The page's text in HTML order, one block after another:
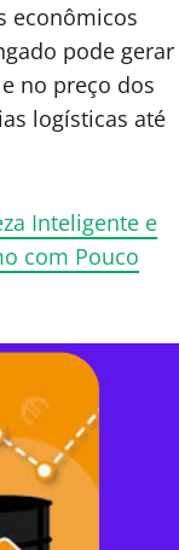
econômicos
pode gerar
no preço dos
logísticas até
Inteligente e
com Pouco